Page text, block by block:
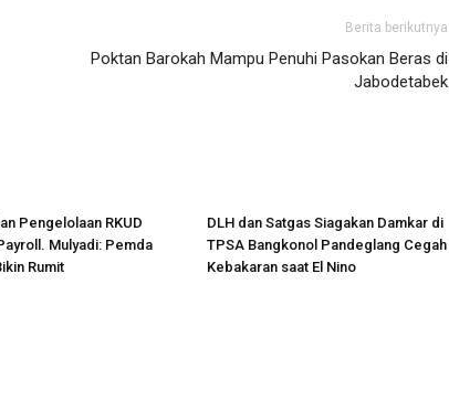
Berita berikutnya
Poktan Barokah Mampu Penuhi Pasokan Beras di
Jabodetabek
Pengelolaan RKUD
Mulyadi: Pemda
Rumit
DLH dan Satgas Siagakan Damkar di
TPSA Bangkonol Pandeglang Cegah
Kebakaran saat El Nino